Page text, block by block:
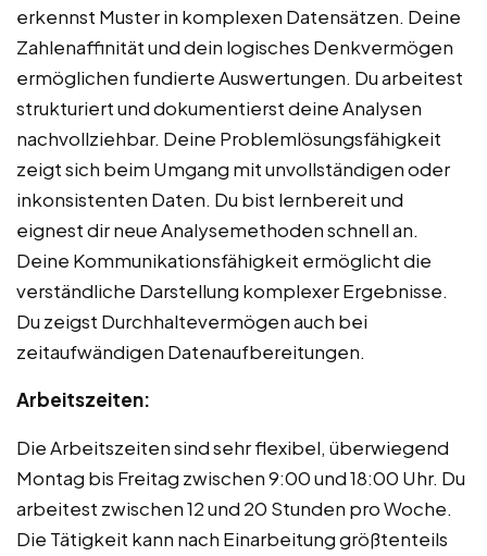
erkennst Muster in komplexen Datensätzen. Deine
Zahlenaffinität und dein logisches Denkvermögen
ermöglichen fundierte Auswertungen. Du arbeitest
strukturiert und dokumentierst deine Analysen
nachvollziehbar. Deine Problemlösungsfähigkeit
zeigt sich beim Umgang mit unvollständigen oder
inkonsistenten Daten. Du bist lernbereit und
eignest dir neue Analysemethoden schnell an.
Deine Kommunikationsfähigkeit ermöglicht die
verständliche Darstellung komplexer Ergebnisse.
Du zeigst Durchhaltevermögen auch bei
zeitaufwändigen Datenaufbereitungen.
Arbeitszeiten:
Die Arbeitszeiten sind sehr flexibel, überwiegend
Montag bis Freitag zwischen 9:00 und 18:00 Uhr. Du
arbeitest zwischen 12 und 20 Stunden pro Woche.
Die Tätigkeit kann nach Einarbeitung größtenteils